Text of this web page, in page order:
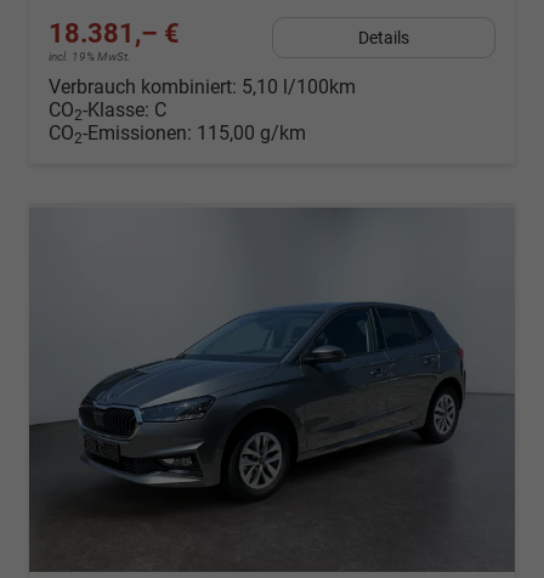
18.381,– €
incl. 19% MwSt.
Details
Verbrauch kombiniert: 5,10 l/100km
CO2-Klasse: C
CO2-Emissionen: 115,00 g/km